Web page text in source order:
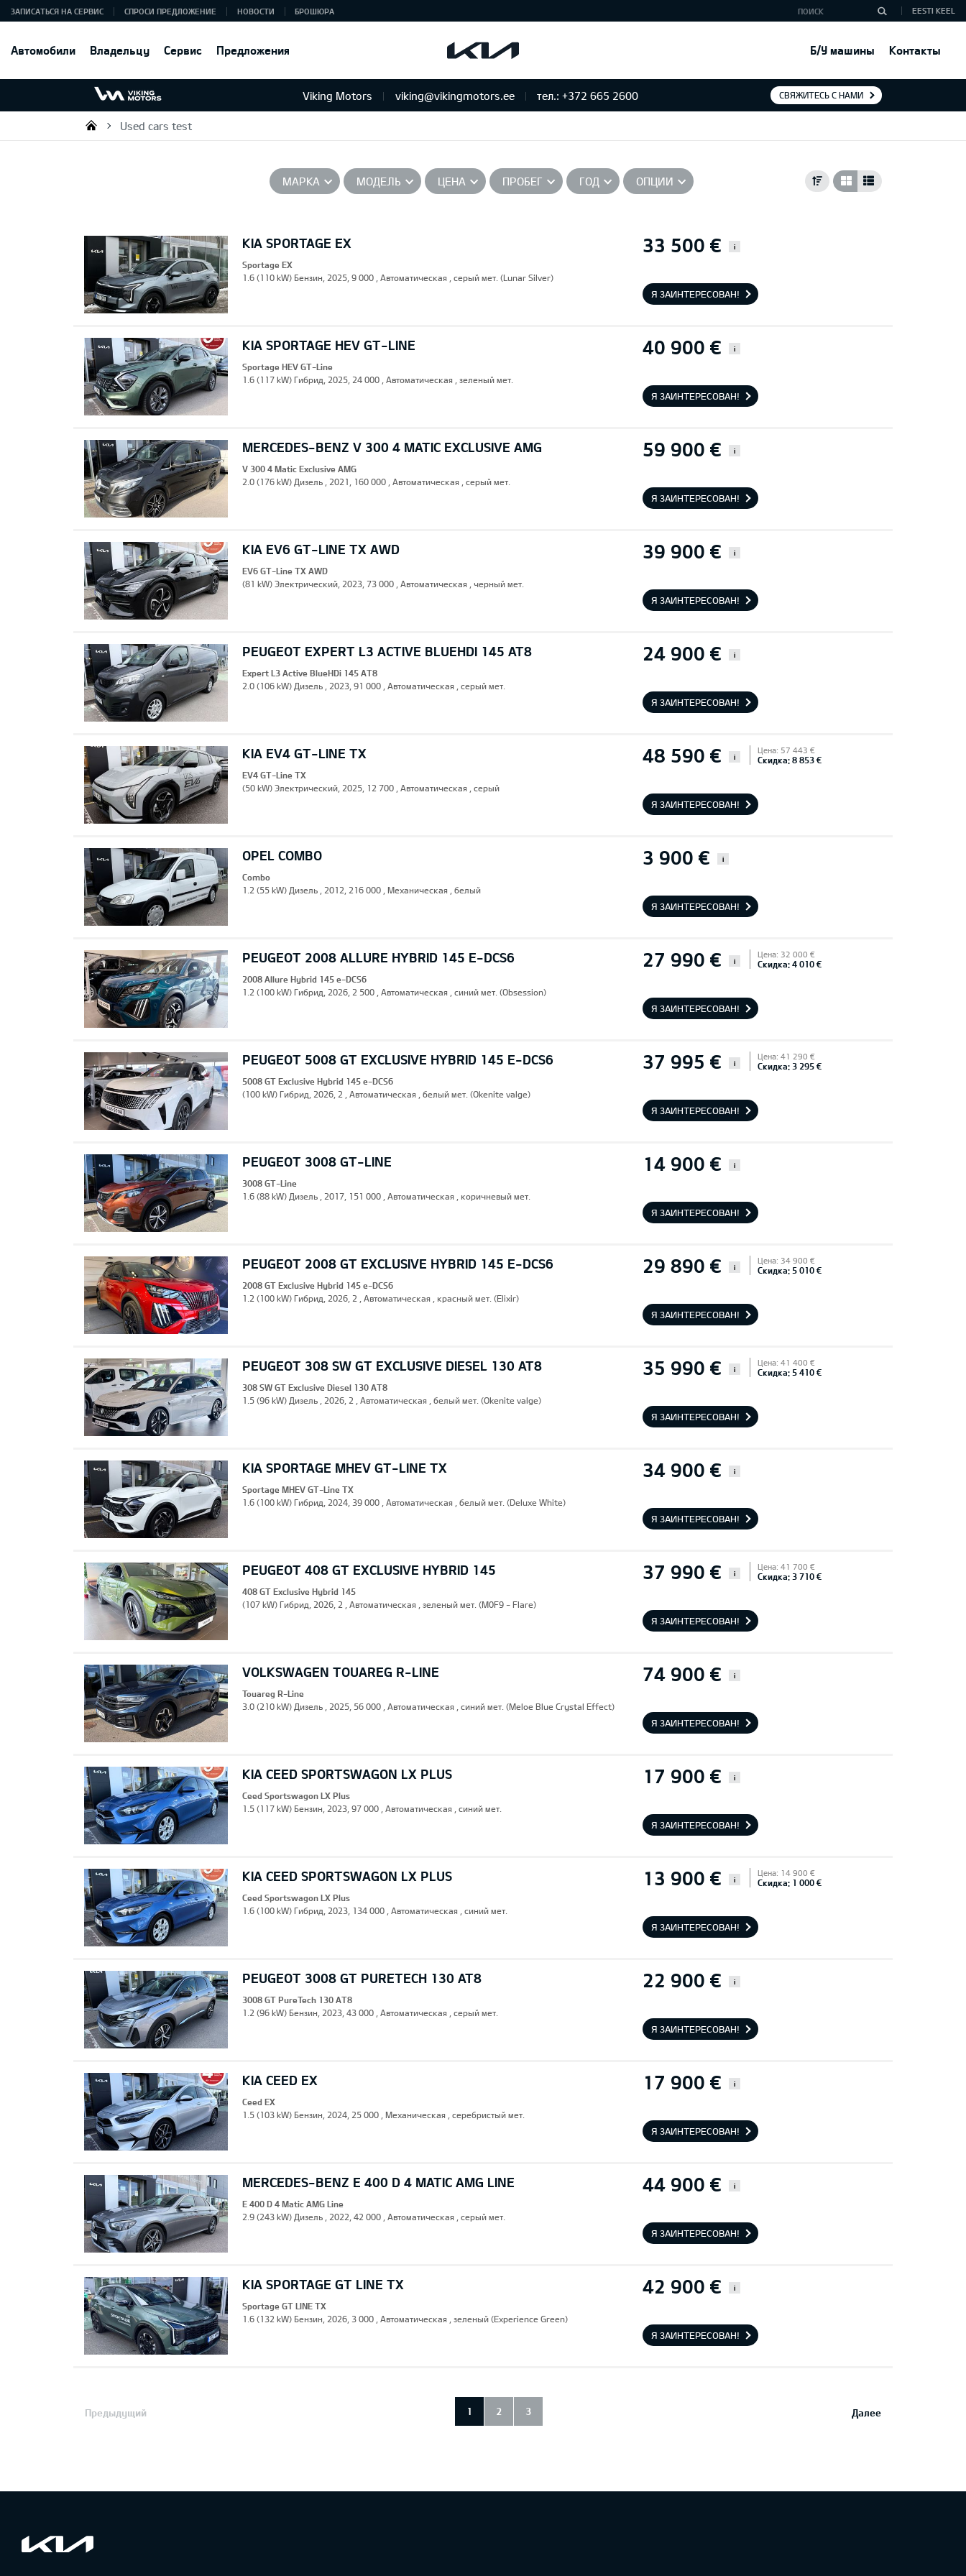
Автомобили Владельцу Сервис Предложения Б/У машины Контакты
ЗАПИСАТЬСЯ НА СЕРВИС СПРОСИ ПРЕДЛОЖЕНИЕ НОВОСТИ БРОШЮРА EESTI KEEL
Viking Motors viking@vikingmotors.ee тел.: +372 665 2600 СВЯЖИТЕСЬ С НАМИ
Viking Motors - Kia продажа, обслуживание и ремонт
Used cars test
МАРКА МОДЕЛЬ ЦЕНА ПРОБЕГ ГОД ОПЦИИ
KIA SPORTAGE EX 33 500 € i
Sportage EX
1.6 (110 kW) Бензин, 2025, 9 000 , Автоматическая , серый мет. (Lunar Silver)
Я ЗАИНТЕРЕСОВАН!
KIA SPORTAGE HEV GT-LINE 40 900 € i
Sportage HEV GT-Line
1.6 (117 kW) Гибрид, 2025, 24 000 , Автоматическая , зеленый мет.
Я ЗАИНТЕРЕСОВАН!
MERCEDES-BENZ V 300 4 MATIC EXCLUSIVE AMG 59 900 € i
V 300 4 Matic Exclusive AMG
2.0 (176 kW) Дизель , 2021, 160 000 , Автоматическая , серый мет.
Я ЗАИНТЕРЕСОВАН!
KIA EV6 GT-LINE TX AWD 39 900 € i
EV6 GT-Line TX AWD
(81 kW) Электрический, 2023, 73 000 , Автоматическая , черный мет.
Я ЗАИНТЕРЕСОВАН!
PEUGEOT EXPERT L3 ACTIVE BLUEHDI 145 AT8 24 900 € i
Expert L3 Active BlueHDi 145 AT8
2.0 (106 kW) Дизель , 2023, 91 000 , Автоматическая , серый мет.
Я ЗАИНТЕРЕСОВАН!
KIA EV4 GT-LINE TX 48 590 € i
Цена: 57 443 €
Скидка: 8 853 €
EV4 GT-Line TX
(50 kW) Электрический, 2025, 12 700 , Автоматическая , серый
Я ЗАИНТЕРЕСОВАН!
OPEL COMBO 3 900 € i
Combo
1.2 (55 kW) Дизель , 2012, 216 000 , Механическая , белый
Я ЗАИНТЕРЕСОВАН!
PEUGEOT 2008 ALLURE HYBRID 145 E-DCS6 27 990 € i
Цена: 32 000 €
Скидка: 4 010 €
2008 Allure Hybrid 145 e-DCS6
1.2 (100 kW) Гибрид, 2026, 2 500 , Автоматическая , синий мет. (Obsession)
Я ЗАИНТЕРЕСОВАН!
PEUGEOT 5008 GT EXCLUSIVE HYBRID 145 E-DCS6 37 995 € i
Цена: 41 290 €
Скидка: 3 295 €
5008 GT Exclusive Hybrid 145 e-DCS6
(100 kW) Гибрид, 2026, 2 , Автоматическая , белый мет. (Okenite valge)
Я ЗАИНТЕРЕСОВАН!
PEUGEOT 3008 GT-LINE 14 900 € i
3008 GT-Line
1.6 (88 kW) Дизель , 2017, 151 000 , Автоматическая , коричневый мет.
Я ЗАИНТЕРЕСОВАН!
PEUGEOT 2008 GT EXCLUSIVE HYBRID 145 E-DCS6 29 890 € i
Цена: 34 900 €
Скидка: 5 010 €
2008 GT Exclusive Hybrid 145 e-DCS6
1.2 (100 kW) Гибрид, 2026, 2 , Автоматическая , красный мет. (Elixir)
Я ЗАИНТЕРЕСОВАН!
PEUGEOT 308 SW GT EXCLUSIVE DIESEL 130 AT8 35 990 € i
Цена: 41 400 €
Скидка: 5 410 €
308 SW GT Exclusive Diesel 130 AT8
1.5 (96 kW) Дизель , 2026, 2 , Автоматическая , белый мет. (Okenite valge)
Я ЗАИНТЕРЕСОВАН!
KIA SPORTAGE MHEV GT-LINE TX 34 900 € i
Sportage MHEV GT-Line TX
1.6 (100 kW) Гибрид, 2024, 39 000 , Автоматическая , белый мет. (Deluxe White)
Я ЗАИНТЕРЕСОВАН!
PEUGEOT 408 GT EXCLUSIVE HYBRID 145 37 990 € i
Цена: 41 700 €
Скидка: 3 710 €
408 GT Exclusive Hybrid 145
(107 kW) Гибрид, 2026, 2 , Автоматическая , зеленый мет. (M0F9 - Flare)
Я ЗАИНТЕРЕСОВАН!
VOLKSWAGEN TOUAREG R-LINE 74 900 € i
Touareg R-Line
3.0 (210 kW) Дизель , 2025, 56 000 , Автоматическая , синий мет. (Meloe Blue Crystal Effect)
Я ЗАИНТЕРЕСОВАН!
KIA CEED SPORTSWAGON LX PLUS 17 900 € i
Ceed Sportswagon LX Plus
1.5 (117 kW) Бензин, 2023, 97 000 , Автоматическая , синий мет.
Я ЗАИНТЕРЕСОВАН!
KIA CEED SPORTSWAGON LX PLUS 13 900 € i
Цена: 14 900 €
Скидка: 1 000 €
Ceed Sportswagon LX Plus
1.6 (100 kW) Гибрид, 2023, 134 000 , Автоматическая , синий мет.
Я ЗАИНТЕРЕСОВАН!
PEUGEOT 3008 GT PURETECH 130 AT8 22 900 € i
3008 GT PureTech 130 AT8
1.2 (96 kW) Бензин, 2023, 43 000 , Автоматическая , серый мет.
Я ЗАИНТЕРЕСОВАН!
KIA CEED EX 17 900 € i
Ceed EX
1.5 (103 kW) Бензин, 2024, 25 000 , Механическая , серебристый мет.
Я ЗАИНТЕРЕСОВАН!
MERCEDES-BENZ E 400 D 4 MATIC AMG LINE 44 900 € i
E 400 D 4 Matic AMG Line
2.9 (243 kW) Дизель , 2022, 42 000 , Автоматическая , серый мет.
Я ЗАИНТЕРЕСОВАН!
KIA SPORTAGE GT LINE TX 42 900 € i
Sportage GT LINE TX
1.6 (132 kW) Бензин, 2026, 3 000 , Автоматическая , зеленый (Experience Green)
Я ЗАИНТЕРЕСОВАН!
Предыдущий Далее
1 2 3